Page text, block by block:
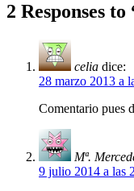
2 Responses
celia dice:
28 marzo 2013 a
Comentario pues
Mª.
9 julio 2014 a las